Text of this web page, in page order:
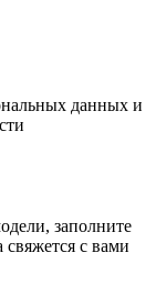
данных и
заполните
с вами